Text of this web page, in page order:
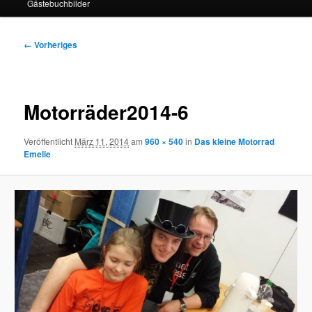
Gästebuchbilder
Bilder-
← Vorheriges
Motorräder2014-6
Veröffentlicht März 11, 2014am960 × 540in Das kleine Motorrad
Emelie